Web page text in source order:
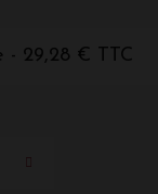
- 29,28 € TTC